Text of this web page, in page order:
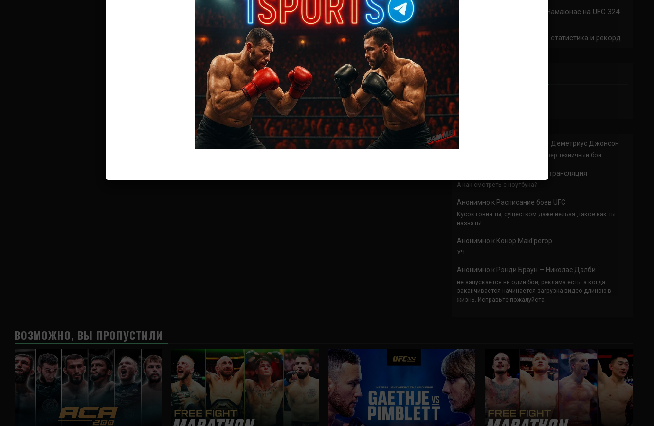
Прогноз на бой Сильва — Намаюнас на UFC 324:
Арнольд Аллен на UFC 324: статистика и рекорд
Анонимно Доминик Круз — Деметриус Джонсон
Спасибо что выложили этот супер техничный бой
UFC 324 прямая трансляция
А как смотреть с ноутбука?
Анонимно к Расписание боев UFC
Кусок говна ты, существом даже нельзя ,такое как ты
назвать!
Анонимно к Конор МакГрегор
УЧ
Анонимно к Рэнди Браун — Николас Далби
не запускается ни один бой, реклама есть, а когда
заканчивается начинается загрузка видео длиною в
жизнь. Исправьте пожалуйста
ВОЗМОЖНО, ВЫ ПРОПУСТИЛИ